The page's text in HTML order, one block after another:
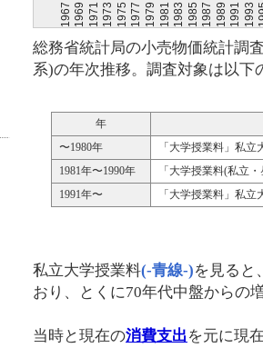
1967 1969 1971 1973 1975 1977 1979 1981 1983 1985 1987 1989 1991 1993
総務省統計局の小売物価統計調
系)の年次推移。調査対象は以下
年
〜1980年 「大学授業料」私
1981年〜1990年 「大学授業料(私立
1991年〜 「大学授業料」私立
私立大学授業料(-青線-)を見ると
おり、とくに70年代中盤からの
当時と現在の消費支出 を元に現